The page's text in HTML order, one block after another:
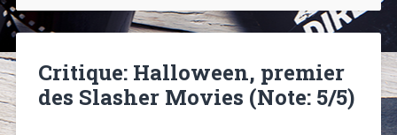
Critique: Halloween, premier
des Slasher Movies (Note: 5/5)